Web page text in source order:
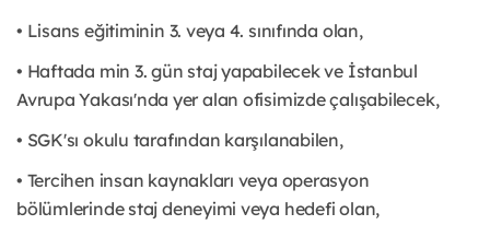
• Lisans eğitiminin 3. veya 4. sınıfında olan,
• Haftada min 3. gün staj yapabilecek ve İstanbul
Avrupa Yakası'nda yer alan ofisimizde çalışabilecek,
• SGK'sı okulu tarafından karşılanabilen,
• Tercihen insan kaynakları veya operasyon
bölümlerinde staj deneyimi veya hedefi olan,